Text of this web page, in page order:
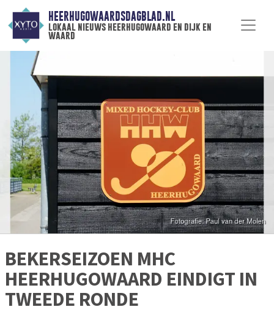
HEERHUGOWAARDSDAGBLAD.NL
lokaal nieuws heerhugowaard en dijk en
waard
BEKERSEIZOEN MHC
HEERHUGOWAARD EINDIGT IN
TWEEDE RONDE